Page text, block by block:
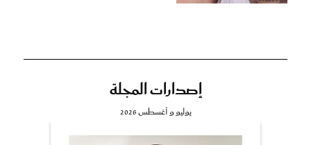
إصدارات المجلة
يوليو و أغسطس 2026